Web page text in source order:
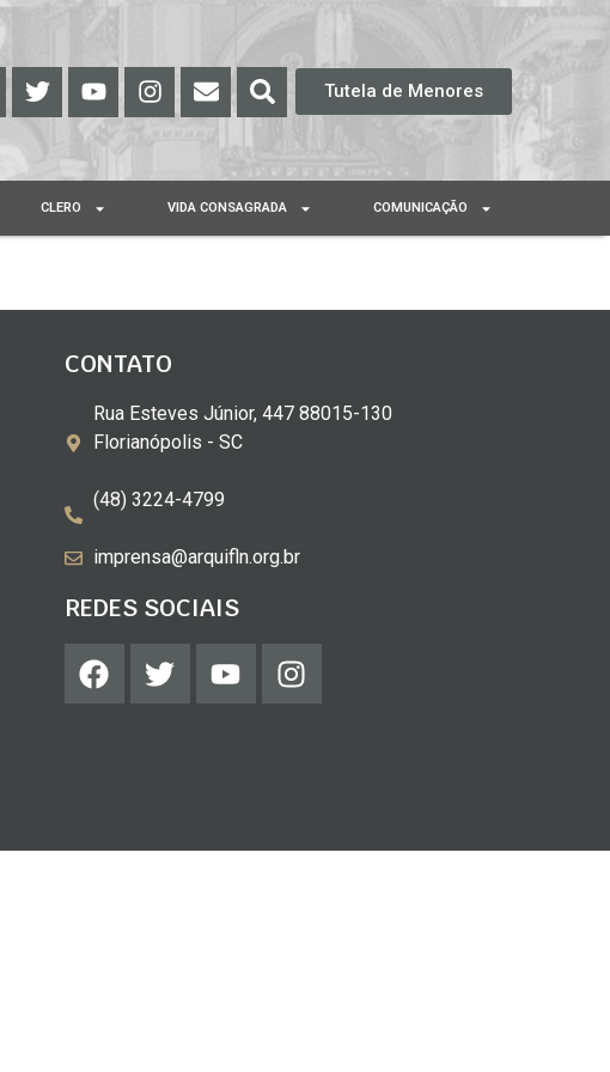
Tutela de Menores
CLERO VIDA CONSAGRADA COMUNICAÇÃO
CONTATO
Rua Esteves Júnior, 447 88015-130
Florianópolis - SC
(48) 3224-4799
imprensa@arquifln.org.br
REDES SOCIAIS